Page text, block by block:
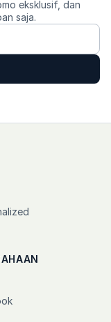
eksklusif, dan
saja.